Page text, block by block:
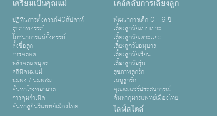
เตรียมเป็นคุณแม่
ปฏิทินการตั้งครรภ์40สัปดาห์
สุขภาพครรภ์
โภชนาการแม่ตั้งครรภ์
ตั้งชื่อลูก
การคลอด
หลังคลอดบุตร
คลินิคนมแม่
นมผง / นมผสม
ค้นหาโรงพยาบาล
การคุมกำเนิด
ค้นหาสูตินรีแพทย์เมืองไทย
เคล็ดลับการเลี้ยงลูก
พัฒนาการเด็ก 0 - 6 ปี
เลี้ยงลูกวัยแบบเบาะ
เลี้ยงลูกวัยเตาะเเตะ
เลี้ยงลูกวัยอนุบาล
เลี้ยงลูกวัยเรียน
เลี้ยงลูกวัยรุ่น
สุขภาพลูกรัก
เมนูลูกรัก
คุณแม่แชร์ประสบการณ์
ค้นหากุมารแพทย์เมืองไทย
ไลฟ์สไตล์